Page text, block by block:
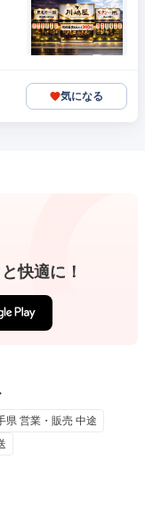
気になる
快適に！
県 営業・販売 中途